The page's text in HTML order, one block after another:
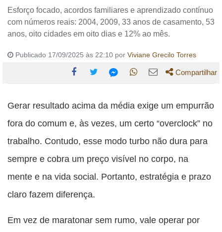
Esforço focado, acordos familiares e aprendizado contínuo
com números reais: 2004, 2009, 33 anos de casamento, 53
anos, oito cidades em oito dias e 12% ao mês.
Publicado 17/09/2025 às 22:10 por Viviane Grecilo Torres
esta
publicação
Facebook
esta esta
publicação
esta
publicação
esta
publicação
Compartilhar
Gerar resultado acima da média exige um empurrão
fora do comum e, às vezes, um certo “overclock” no
trabalho. Contudo, esse modo turbo não dura para
sempre e cobra um preço visível no corpo, na
mente e na vida social. Portanto, estratégia e prazo
claro fazem diferença.
Em vez de maratonar sem rumo, vale operar por